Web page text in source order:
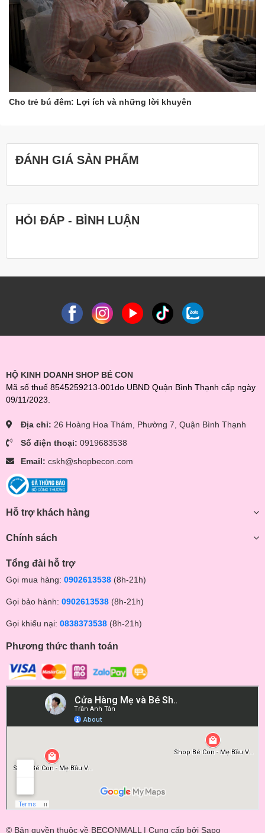
Cho trẻ bú đêm: Lợi ích và những lời khuyên
ĐÁNH GIÁ SẢN PHẨM
HỎI ĐÁP - BÌNH LUẬN
HỘ KINH DOANH SHOP BÉ CON
Mã số thuế 8545259213-001do UBND Quận Bình Thạnh cấp ngày
09/11/2023.
Địa chỉ: 26 Hoàng Hoa Thám, Phường 7, Quận Bình Thạnh
Số điện thoại: 0919683538
Email: cskh@shopbecon.com
Hỗ trợ khách hàng
Chính sách
Tổng đài hỗ trợ
Gọi mua hàng: 0902613538 (8h-21h)
Gọi bảo hành: 0902613538 (8h-21h)
Gọi khiếu nại: 0838373538 (8h-21h)
Phương thức thanh toán
© Bản quyền thuộc về BECONMALL | Cung cấp bởi Sapo